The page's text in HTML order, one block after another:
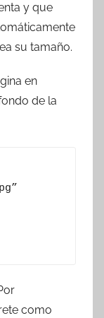
y que
su tamaño.
en
de la
como